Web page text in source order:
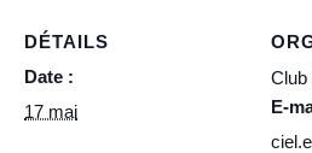
DÉTAILS
Date :
17 mai
Club
E-